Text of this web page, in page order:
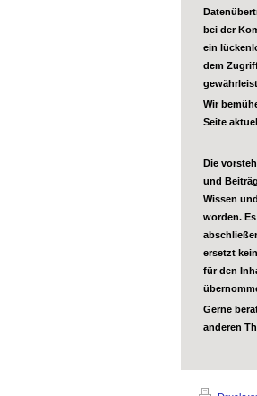
bei der
ein
dem
Wir
Seite
Die
und
Wissen
worden.
ersetzt
für den
Gerne
anderen